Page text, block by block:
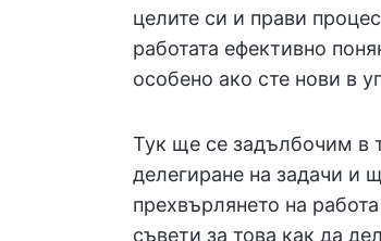
целите си и прави
работата ефективно
особено ако сте нови в
Тук ще се задълбочим в
делегиране на задачи и
прехвърлянето на
съвети за това как да